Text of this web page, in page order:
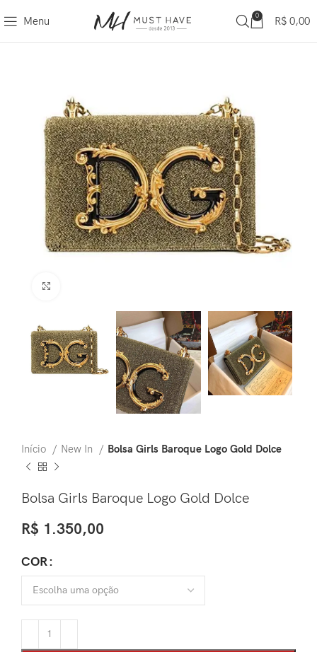
Menu 0 R$ 0,00
Início New In Bolsa Girls Baroque Logo Gold Dolce
Bolsa Girls Baroque Logo Gold Dolce
R$ 1.350,00
COR